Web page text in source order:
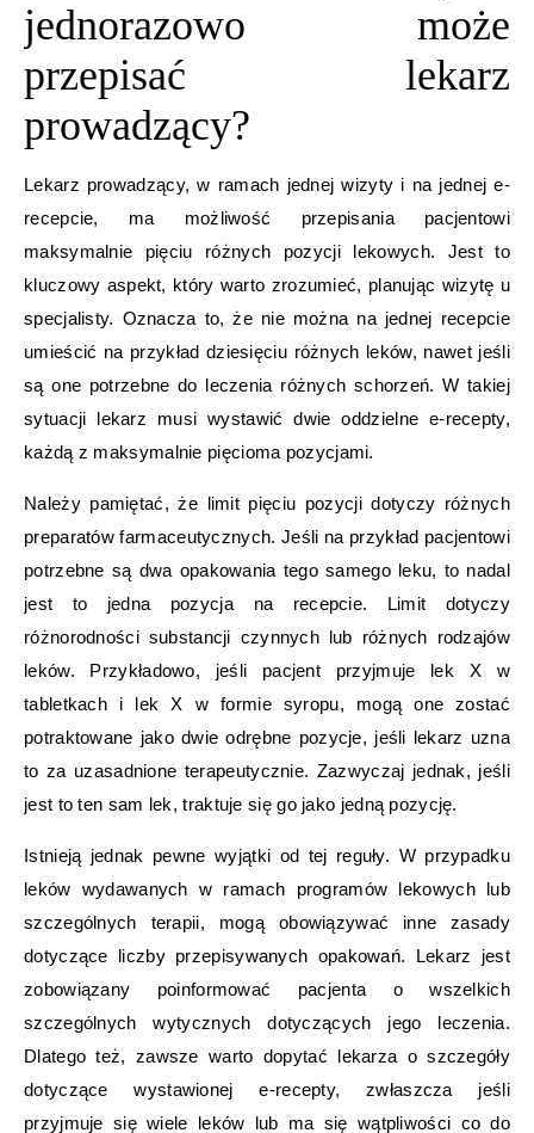
jednorazowo może
przepisać lekarz
prowadzący?
Lekarz prowadzący, w ramach jednej wizyty i na jednej e-
recepcie, ma możliwość przepisania pacjentowi
maksymalnie pięciu różnych pozycji lekowych. Jest to
kluczowy aspekt, który warto zrozumieć, planując wizytę u
specjalisty. Oznacza to, że nie można na jednej recepcie
umieścić na przykład dziesięciu różnych leków, nawet jeśli
są one potrzebne do leczenia różnych schorzeń. W takiej
sytuacji lekarz musi wystawić dwie oddzielne e-recepty,
każdą z maksymalnie pięcioma pozycjami.
Należy pamiętać, że limit pięciu pozycji dotyczy różnych
preparatów farmaceutycznych. Jeśli na przykład pacjentowi
potrzebne są dwa opakowania tego samego leku, to nadal
jest to jedna pozycja na recepcie. Limit dotyczy
różnorodności substancji czynnych lub różnych rodzajów
leków. Przykładowo, jeśli pacjent przyjmuje lek X w
tabletkach i lek X w formie syropu, mogą one zostać
potraktowane jako dwie odrębne pozycje, jeśli lekarz uzna
to za uzasadnione terapeutycznie. Zazwyczaj jednak, jeśli
jest to ten sam lek, traktuje się go jako jedną pozycję.
Istnieją jednak pewne wyjątki od tej reguły. W przypadku
leków wydawanych w ramach programów lekowych lub
szczególnych terapii, mogą obowiązywać inne zasady
dotyczące liczby przepisywanych opakowań. Lekarz jest
zobowiązany poinformować pacjenta o wszelkich
szczególnych wytycznych dotyczących jego leczenia.
Dlatego też, zawsze warto dopytać lekarza o szczegóły
dotyczące wystawionej e-recepty, zwłaszcza jeśli
przyjmuje się wiele leków lub ma się wątpliwości co do